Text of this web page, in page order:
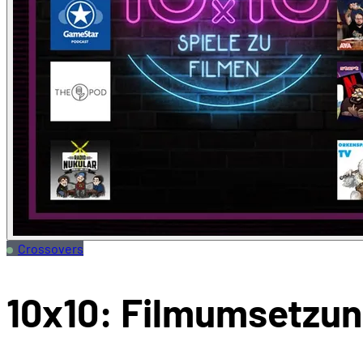
Crossovers
10x10: